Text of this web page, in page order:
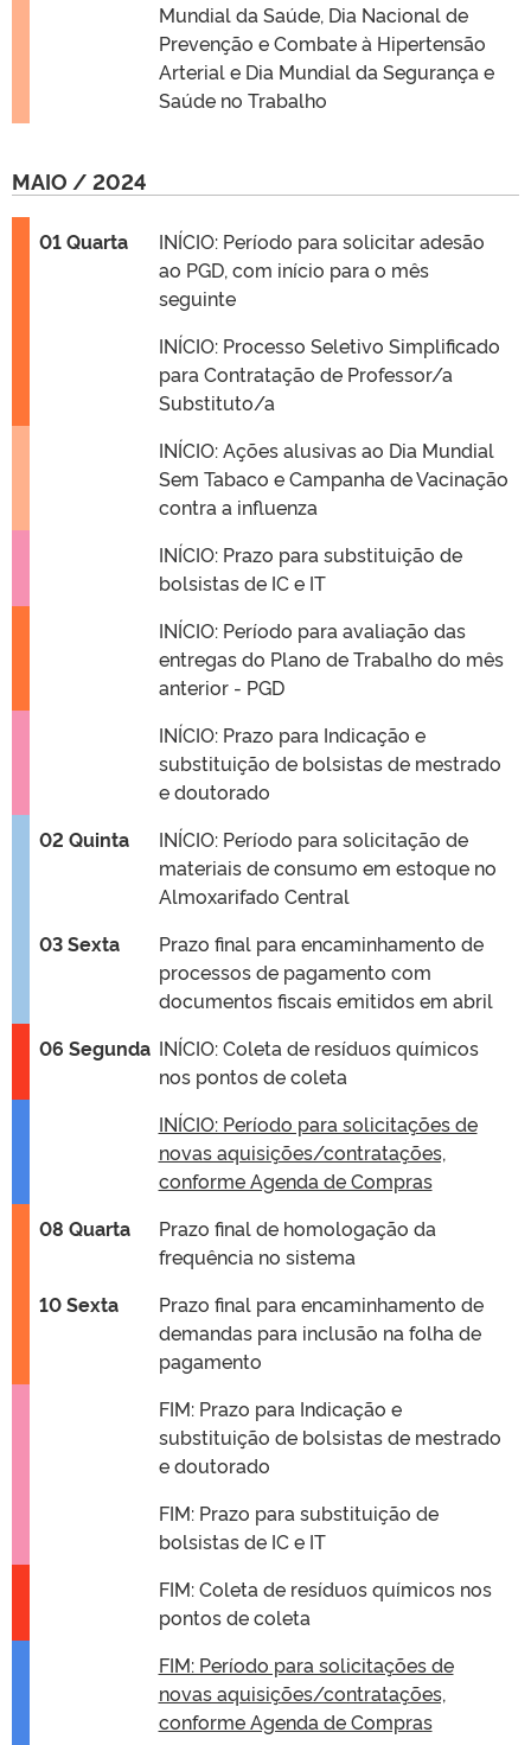
Mundial da Saúde, Dia Nacional de
Prevenção e Combate à Hipertensão
Arterial e Dia Mundial da Segurança e
Saúde no Trabalho
MAIO / 2024
01 Quarta
INÍCIO: Período para solicitar adesão
ao PGD, com início para o mês
seguinte
INÍCIO: Processo Seletivo Simplificado
para Contratação de Professor/a
Substituto/a
INÍCIO: Ações alusivas ao Dia Mundial
Sem Tabaco e Campanha de Vacinação
contra a influenza
INÍCIO: Prazo para substituição de
bolsistas de IC e IT
INÍCIO: Período para avaliação das
entregas do Plano de Trabalho do mês
anterior - PGD
INÍCIO: Prazo para Indicação e
substituição de bolsistas de mestrado
e doutorado
02 Quinta
INÍCIO: Período para solicitação de
materiais de consumo em estoque no
Almoxarifado Central
03 Sexta
Prazo final para encaminhamento de
processos de pagamento com
documentos fiscais emitidos em abril
06 Segunda INÍCIO: Coleta de resíduos químicos
nos pontos de coleta
INÍCIO: Período para solicitações de
novas aquisições/contratações,
conforme Agenda de Compras
08 Quarta
Prazo final de homologação da
frequência no sistema
10 Sexta
Prazo final para encaminhamento de
demandas para inclusão na folha de
pagamento
FIM: Prazo para Indicação e
substituição de bolsistas de mestrado
e doutorado
FIM: Prazo para substituição de
bolsistas de IC e IT
FIM: Coleta de resíduos químicos nos
pontos de coleta
FIM: Período para solicitações de
novas aquisições/contratações,
conforme Agenda de Compras